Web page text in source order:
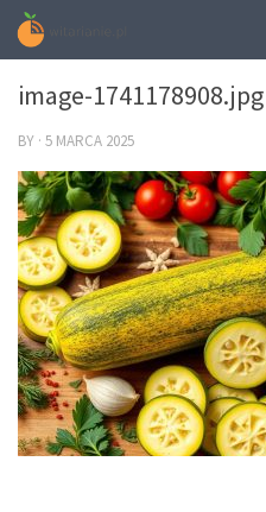
image-1741178908.jpg
BY · 5 MARCA 2025